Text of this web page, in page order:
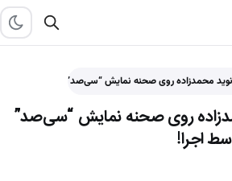
محمدزاده روی صحنه نمایش “سی‌صد” در آمریکا…
روی صحنه نمایش “سی‌صد”
اجرا!